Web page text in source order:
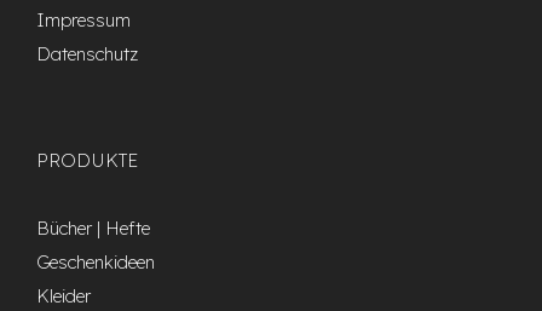
Impressum
Datenschutz
PRODUKTE
Bücher | Hefte
Geschenkideen
Kleider